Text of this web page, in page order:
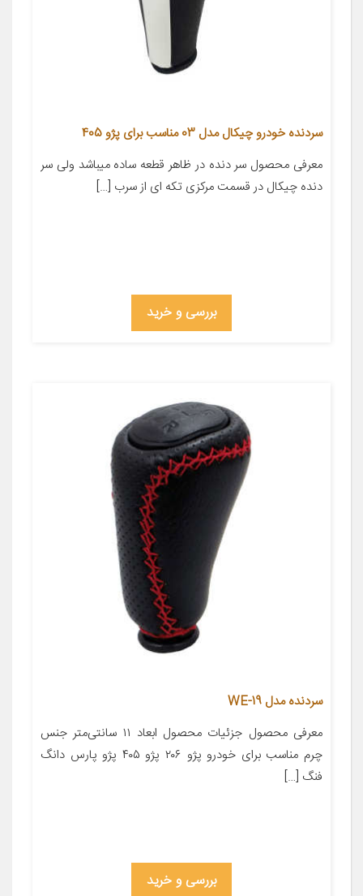
سردنده خودرو چیکال مدل 03 مناسب برای پژو 405
معرفی محصول سر دنده در ظاهر قطعه ساده میباشد ولی سر
دنده چیکال در قسمت مرکزی تکه ای از سرب […]
بررسی و خرید
سردنده مدل WE-19
معرفی محصول جزئیات محصول ابعاد ۱۱ سانتی‌متر جنس
چرم مناسب برای خودرو پژو ۲۰۶ پژو ۴۰۵ پژو پارس دانگ
فنگ […]
بررسی و خرید